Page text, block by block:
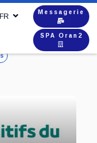
FR
Messagerie
SPA Oran2